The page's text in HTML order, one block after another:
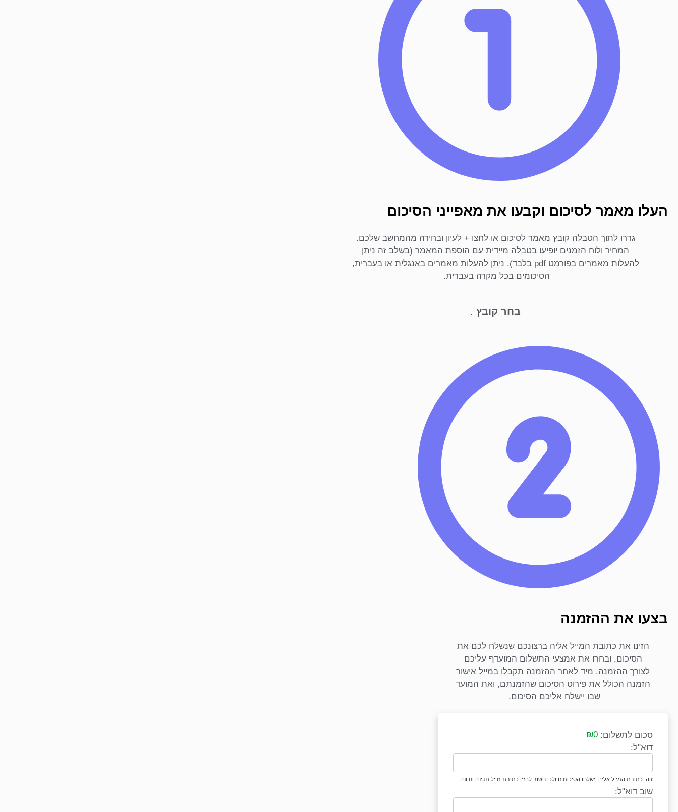
העלו מאמר לסיכום וקבעו את מאפייני הסיכום
גררו לתוך הטבלה קובץ מאמר לסיכום או לחצו + לעיון ובחירה מהמחשב שלכם.
המחיר ולוח הזמנים יופיעו בטבלה מיידית עם הוספת המאמר (בשלב זה ניתן
להעלות מאמרים בפורמט pdf בלבד). ניתן להעלות מאמרים באנגלית או בעברית,
הסיכומים בכל מקרה בעברית.
בחר קובץ .
בצעו את ההזמנה
הזינו את כתובת המייל אליה ברצונכם שנשלח לכם את
הסיכום, ובחרו את אמצעי התשלום המועדף עליכם
לצורך ההזמנה. מיד לאחר ההזמנה תקבלו במייל אישור
הזמנה הכולל את פירוט הסיכום שהזמנתם, ואת המועד
שבו יישלח אליכם הסיכום.
סכום לתשלום: ₪0
דוא"ל:
זוהי כתובת המייל אליה יישלחו הסיכומים ולכן חשוב להזין כתובת מייל תקינה ונכונה
שוב דוא"ל: